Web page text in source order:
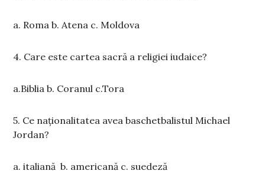
a. Roma b. Atena c. Moldova
4. Care este cartea sacră a religiei iudaice?
a.Biblia b. Coranul c.Tora
5. Ce naționalitatea avea baschetbalistul Michael
Jordan?
a. italiană b. americană c. suedeză